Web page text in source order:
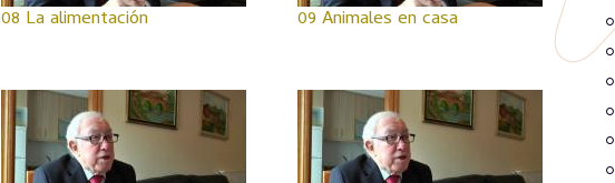
08 La alimentación 09 Animales en casa